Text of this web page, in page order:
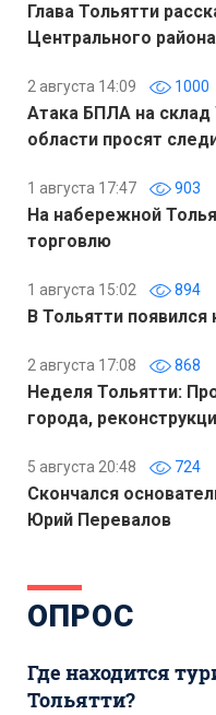
Глава Тольятти
Центрального района
2 августа 14:09 1000
Атака БПЛА на
области просят
1 августа 17:47 903
На набережной
торговлю
1 августа 15:02 894
В Тольятти
2 августа 17:08 868
Неделя Тольятти:
города,
5 августа 20:48 724
Скончался
Юрий Перевалов
ОПРОС
Где находится
Тольятти?